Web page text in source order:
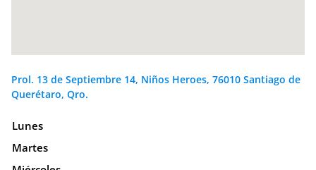
Prol. 13 de Septiembre 14, Niños Heroes, 76010 Santiago de
Querétaro, Qro.
Lunes
Martes